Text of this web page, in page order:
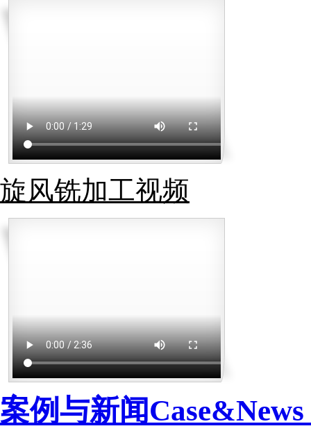
旋风铣加工视频
案例与新闻Case&News